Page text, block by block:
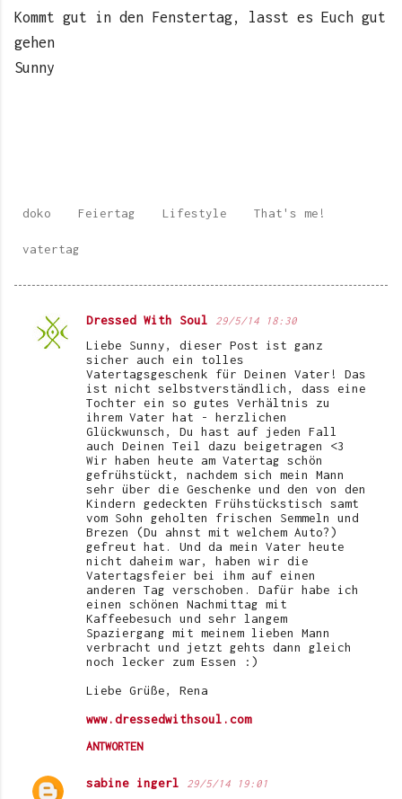
Kommt gut in den Fenstertag, lasst es Euch gut
gehen
Sunny
doko Feiertag Lifestyle That's me!
vatertag
K
Dressed With Soul 29/5/14 18:30
Liebe Sunny, dieser Post ist ganz
sicher auch ein tolles
Vatertagsgeschenk für Deinen Vater! Das
ist nicht selbstverständlich, dass eine
Tochter ein so gutes Verhältnis zu
ihrem Vater hat - herzlichen
Glückwunsch, Du hast auf jeden Fall
auch Deinen Teil dazu beigetragen <3
Wir haben heute am Vatertag schön
gefrühstückt, nachdem sich mein Mann
sehr über die Geschenke und den von den
Kindern gedeckten Frühstückstisch samt
vom Sohn geholten frischen Semmeln und
Brezen (Du ahnst mit welchem Auto?)
gefreut hat. Und da mein Vater heute
nicht daheim war, haben wir die
Vatertagsfeier bei ihm auf einen
anderen Tag verschoben. Dafür habe ich
einen schönen Nachmittag mit
Kaffeebesuch und sehr langem
Spaziergang mit meinem lieben Mann
verbracht und jetzt gehts dann gleich
noch lecker zum Essen :)
Liebe Grüße, Rena
www.dressedwithsoul.com
ANTWORTEN
sabine ingerl 29/5/14 19:01